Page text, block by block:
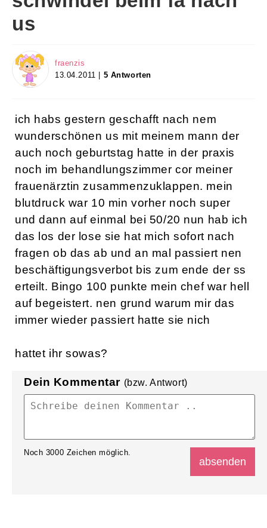
us
fraenzis
13.04.2011 | 5 Antworten
ich habs gestern geschafft nach nem
wunderschönen us mit meinem mann der
auch noch geburtstag hatte in der praxis
noch im behandlungszimmer cor meiner
frauenärztin zusammenzuklappen. mein
blutdruck war 10 min vorher noch super
und dann auf einmal bei 50/20 nun hab ich
das los der lose sie hat mich sofort nach
fragen ob das ab und an mal passiert nen
beschäftigungsverbot bis zum ende der ss
erteilt. Bingo 100 punkte mein chef war hell
auf begeistert. nen grund warum mir das
immer wieder passiert hatte sie nich
hattet ihr sowas?
Dein Kommentar (bzw. Antwort)
Noch 3000 Zeichen möglich.